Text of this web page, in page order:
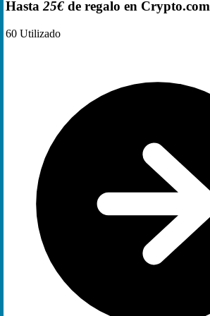
Hasta 25€ de regalo en Crypto.com
60 Utilizado